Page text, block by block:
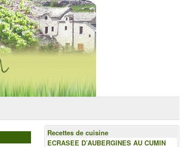
Recettes de cuisine
ECRASEE D’AUBERGINES AU CUMIN